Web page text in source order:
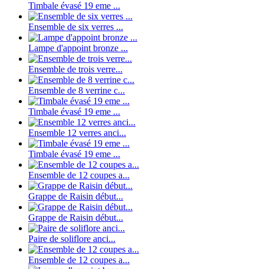
Timbale évasé 19 eme ...
Ensemble de six verres ...
Lampe d'appoint bronze ...
Ensemble de trois verre...
Ensemble de 8 verrine c...
Timbale évasé 19 eme ...
Ensemble 12 verres anci...
Timbale évasé 19 eme ...
Ensemble de 12 coupes a...
Grappe de Raisin début...
Grappe de Raisin début...
Paire de soliflore anci...
Ensemble de 12 coupes a...